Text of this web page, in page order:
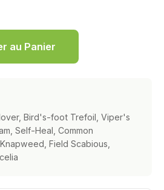
au Panier
Bird's-foot Trefoil, Viper's
Self-Heal, Common
Field Scabious,